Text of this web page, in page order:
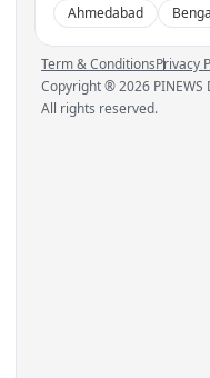
Ahmedabad
Term & ConditionsPrivacy
Copyright ®2026
All rights reserved.